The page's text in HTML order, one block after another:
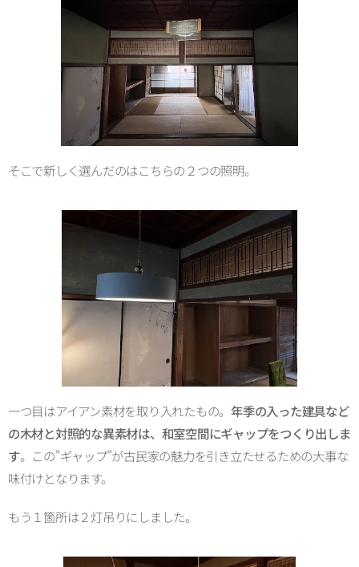
そこで新しく選んだのはこちらの２つの照明。
一つ目はアイアン素材を取り入れたもの。年季の入った建具など
の木材と対照的な異素材は、和室空間にギャップをつくり出しま
す。この"ギャップ"が古民家の魅力を引き立たせるための大事な
味付けとなります。
もう１箇所は２灯吊りにしました。